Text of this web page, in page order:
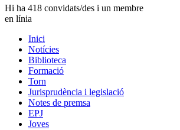
Hi ha 418 convidats/des i un membre
en línia
Inici
Notícies
Biblioteca
Formació
Torn
Jurisprudència i legislació
Notes de premsa
EPJ
Joves